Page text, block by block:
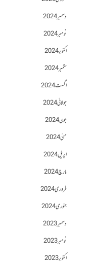
دسمبر 2024
نومبر 2024
اکتوبر 2024
ستمبر 2024
اگست 2024
جولائی 2024
جون 2024
مئی 2024
اپریل 2024
مارچ 2024
فروری 2024
جنوری 2024
دسمبر 2023
نومبر 2023
اکتوبر 2023